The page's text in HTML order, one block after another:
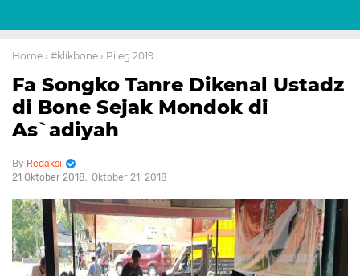
Home › #klikbone › Pileg 2019
Fa Songko Tanre Dikenal Ustadz
di Bone Sejak Mondok di
As`adiyah
Redaksi
21 Oktober 2018
Oktober 21, 2018